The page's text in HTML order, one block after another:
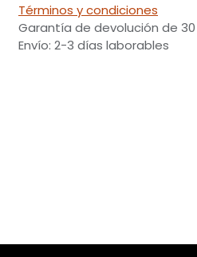
Términos y condiciones
Garantía de devolución de
Envío: 2-3 días laborables